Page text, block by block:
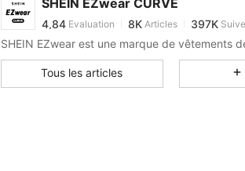
p***7est en train de naviguer
4,84
397K
4,84
8K
397K
4,84
8K
397K
Tous les articles